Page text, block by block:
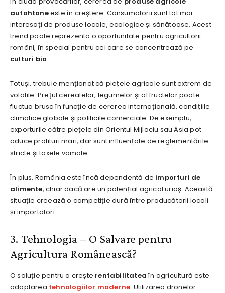
autohtoneeste în creștere. Consumatorii sunt tot mai
interesați de produse locale, ecologice și sănătoase. Acest
trend poate reprezenta o oportunitate pentru agricultorii
români, în special pentru cei care se concentrează pe
culturi bio.
Totuși, trebuie menționat că piețele agricole sunt extrem de
volatile. Prețul cerealelor, legumelor și al fructelor poate
fluctua brusc în funcție de cererea internațională, condițiile
climatice globale și politicile comerciale. De exemplu,
exporturile către piețele din Orientul Mijlociu sau Asia pot
aduce profituri mari, dar sunt influențate de reglementările
stricte și taxele vamale.
În plus, România este încă dependentă de importuri de
alimente, chiar dacă are un potențial agricol uriaș. Această
situație creează o competiție dură între producătorii locali
și importatori.
3. Tehnologia – O Salvare pentru
Agricultura Românească?
O soluție pentru a crește rentabilitatea în agricultură este
adoptarea tehnologiilor moderne. Utilizarea dronelor